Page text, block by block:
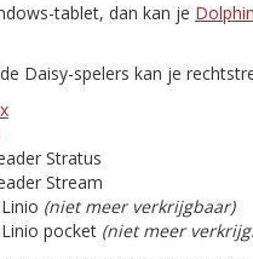
tablet, dan kan je
Daisy-spelers kan je
Stratus
Stream
(niet meer verkrijgbaar)
pocket (niet meer